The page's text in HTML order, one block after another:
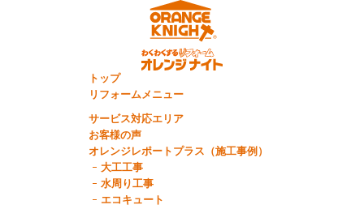
トップ
リフォームメニュー
サービス対応エリア
お客様の声
オレンジレポートプラス（施工事例）
大工工事
水周り工事
エコキュート